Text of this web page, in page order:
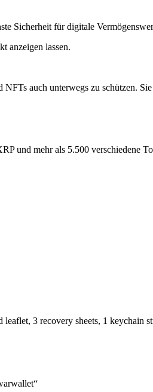
Sicherheit für digitale
anzeigen lassen.
auch unterwegs zu schützen.
und mehr als 5.500 verschiedene
3 recovery sheets, 1 keychain